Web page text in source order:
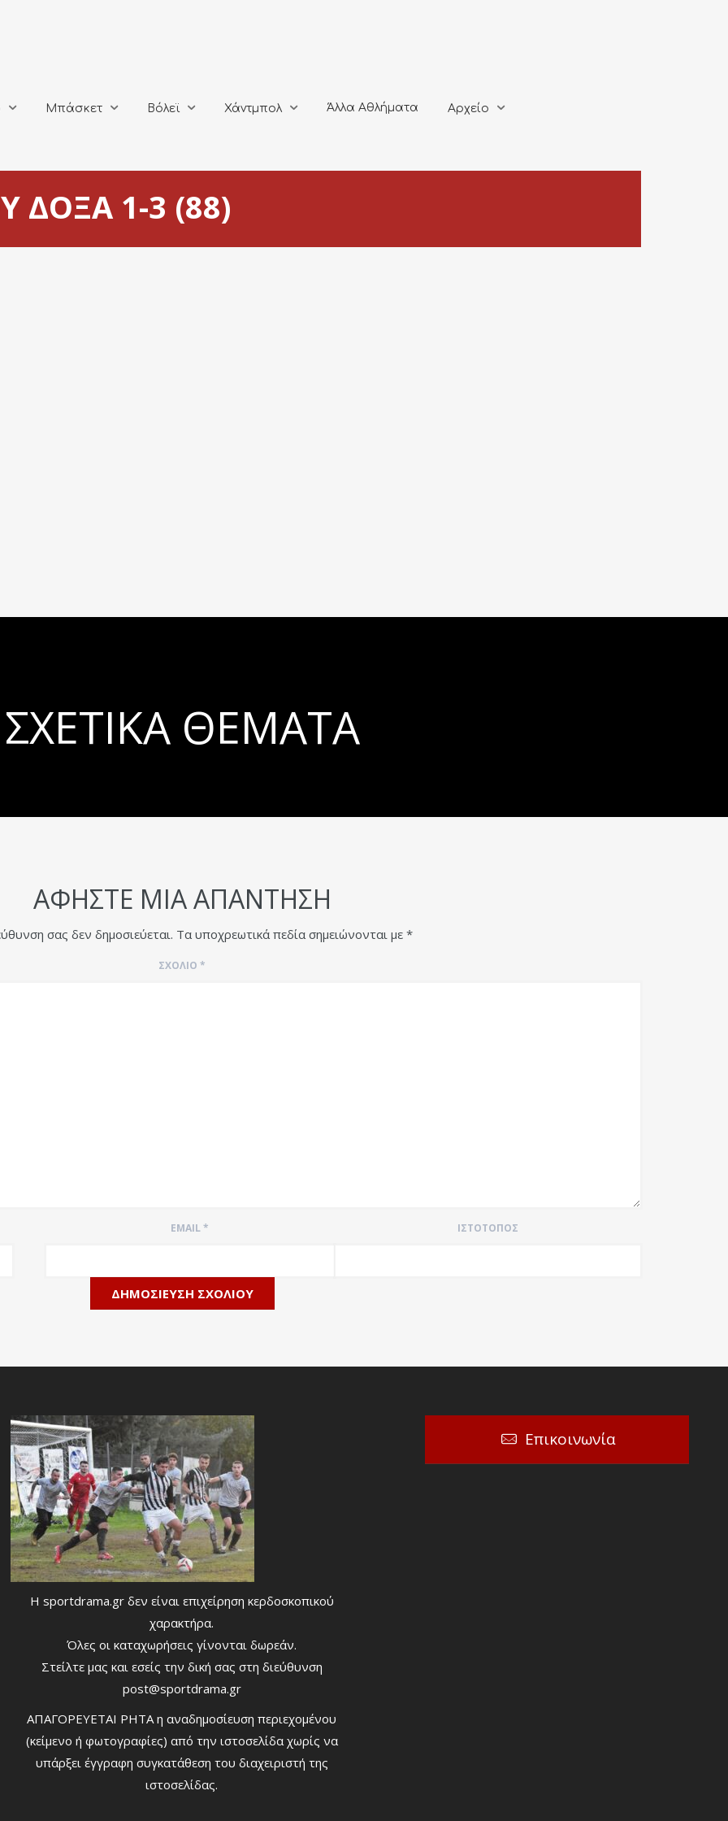
Μπάσκετ Βόλεϊ Χάντμπολ Άλλα Αθλήματα Αρχείο
ΔΟΞΑ 1-3 (88)
ΣΧΕΤΙΚΆ ΘΈΜΑΤΑ
ΑΦΉΣΤΕ ΜΙΑ ΑΠΆΝΤΗΣΗ
σας δεν δημοσιεύεται. Τα υποχρεωτικά πεδία σημειώνονται με *
ΣΧΌΛΙΟ *
EMAIL* ΙΣΤΌΤΟΠΟΣ
Η sportdrama.gr δεν είναι επιχείρηση κερδοσκοπικού
χαρακτήρα.
Όλες οι καταχωρήσεις γίνονται δωρεάν.
Στείλτε μας και εσείς την δική σας στη διεύθυνση
post@sportdrama.gr
ΑΠΑΓΟΡΕΥΕΤΑΙ ΡΗΤΑ η αναδημοσίευση περιεχομένου
(κείμενο ή φωτογραφίες) από την ιστοσελίδα χωρίς να
υπάρξει έγγραφη συγκατάθεση του διαχειριστή της
ιστοσελίδας.
Επικοινωνία